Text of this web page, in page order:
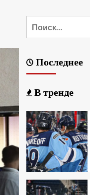
Последнее
В тренде